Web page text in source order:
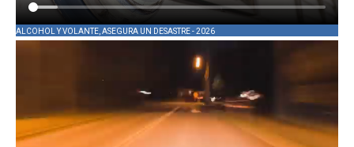
ALCOHOL Y VOLANTE, ASEGURA UN DESASTRE - 2026